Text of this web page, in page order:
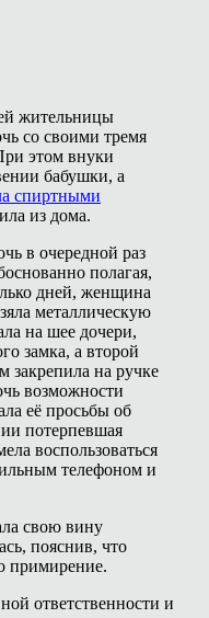
жительницы
со своими тремя
этом внуки
бабушки, а
спиртными
из дома.
в очередной раз
полагая,
дней, женщина
металлическую
на шее дочери,
замка, а второй
закрепила на ручке
возможности
её просьбы об
потерпевшая
воспользоваться
телефоном и
свою вину
пояснив, что
примирение.
ответственности и